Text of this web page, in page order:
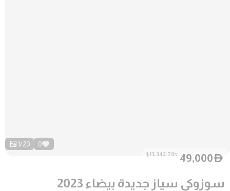
0
1/20
D
49,000
≈$13,342.70
سوزوكي سياز جديدة بيضاء 2023